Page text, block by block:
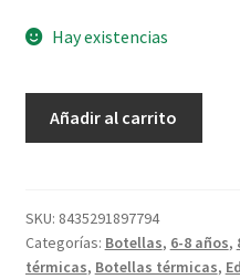
Hay existencias
cantidad
Añadir al carrito
SKU: 8435291897794
Categorías: Botellas, 6-8 años,
térmicas, Botellas térmicas,